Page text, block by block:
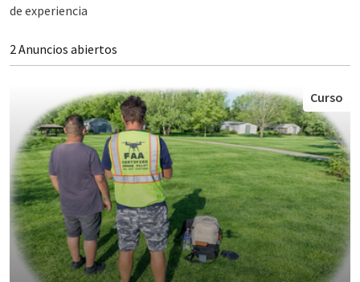
de experiencia
2 Anuncios abiertos
Curso